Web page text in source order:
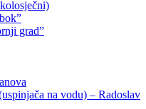
grad”
na vodu) – Radoslav